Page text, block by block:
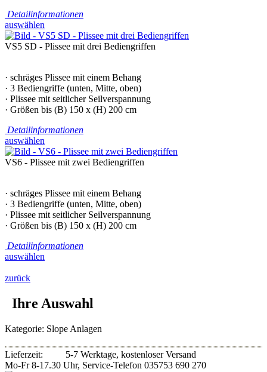
Detailinformationen
auswählen
VS5 SD - Plissee mit drei Bediengriffen
· schräges Plissee mit einem Behang
· 3 Bediengriffe (unten, Mitte, oben)
· Plissee mit seitlicher Seilverspannung
· Größen bis (B) 150 x (H) 200 cm
Detailinformationen
auswählen
VS6 - Plissee mit zwei Bediengriffen
· schräges Plissee mit einem Behang
· 3 Bediengriffe (unten, Mitte, oben)
· Plissee mit seitlicher Seilverspannung
· Größen bis (B) 150 x (H) 200 cm
Detailinformationen
auswählen
zurück
Ihre Auswahl
Kategorie: Slope Anlagen
Lieferzeit:
5-7 Werktage, kostenloser Versand
Mo-Fr 8-17.30 Uhr, Service-Telefon 035753 690 270